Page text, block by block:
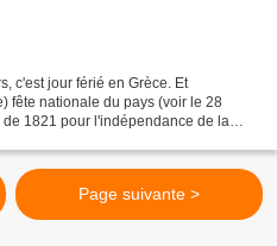
c'est jour férié en Grèce. Et
fête nationale du pays (voir le 28
1821 pour l'indépendance de la
Page suivante >